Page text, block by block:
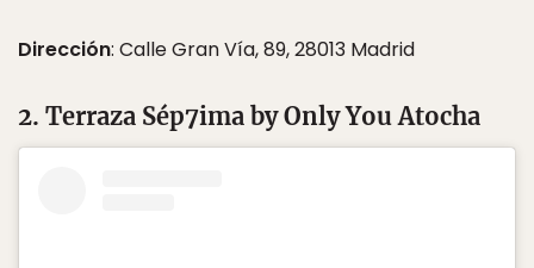
Dirección: Calle Gran Vía, 89, 28013 Madrid
2. Terraza Sép7ima by Only You Atocha